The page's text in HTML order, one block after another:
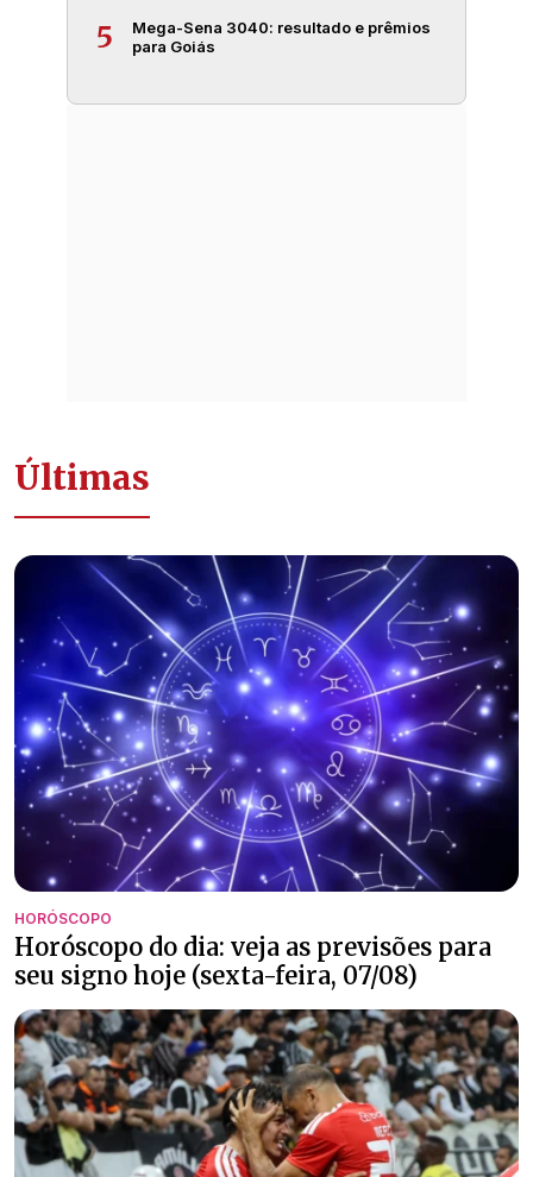
5
Mega-Sena 3040: resultado e prêmios
para Goiás
Últimas
HORÓSCOPO
Horóscopo do dia: veja as previsões para
seu signo hoje (sexta-feira, 07/08)